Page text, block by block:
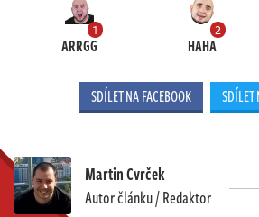
1
ARRGG
2
HAHA
SDÍLET NA FACEBOOK SDÍLET
Martin Cvrček
Autor článku / Redaktor